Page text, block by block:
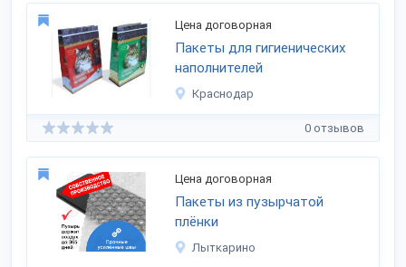
Цена договорная
Пакеты для гигиенических
наполнителей
Краснодар
0 отзывов
Цена договорная
Пакеты из пузырчатой
плёнки
Лыткарино